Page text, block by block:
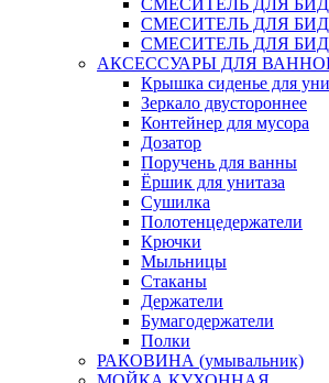
СМЕСИТЕЛЬ ДЛЯ БИДЕ
СМЕСИТЕЛЬ ДЛЯ БИДЕ
СМЕСИТЕЛЬ ДЛЯ БИДЕ
АКСЕССУАРЫ ДЛЯ
Крышка сиденье для
Зеркало двустороннее
Контейнер для мусора
Дозатор
Поручень для ванны
Ёршик для унитаза
Сушилка
Полотенцедержатели
Крючки
Мыльницы
Стаканы
Держатели
Бумагодержатели
Полки
РАКОВИНА (умывальник)